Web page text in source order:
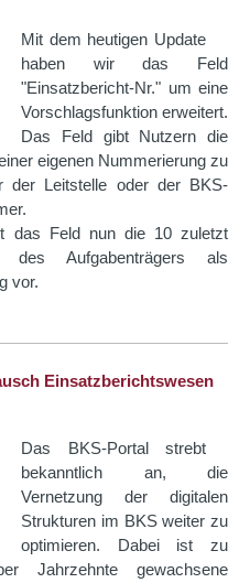
Mit dem heutigen Update
haben wir das Feld
"Einsatzbericht-Nr." um eine
Vorschlagsfunktion erweitert.
Das Feld gibt Nutzern die
eigenen Nummerierung zu
der Leitstelle oder der BKS-
das Feld nun die 10 zuletzt
des Aufgabenträgers als
vor.
Einsatzberichtswesen
Das BKS-Portal strebt
bekanntlich an, die
Vernetzung der digitalen
Strukturen im BKS weiter zu
optimieren. Dabei ist zu
Jahrzehnte gewachsene